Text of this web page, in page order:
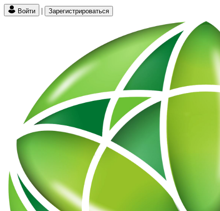
Войти | Зарегистрироваться